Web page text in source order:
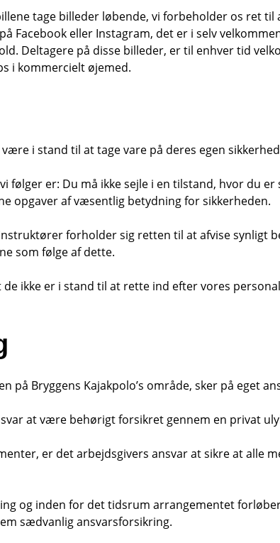
tage billeder løbende, vi forbeholder os ret
Facebook eller Instagram, det er i selv
Deltagere på disse billeder, er til enhver tid
i kommercielt øjemed.
i stand til at tage vare på deres egen
følger er: Du må ikke sejle i en tilstand, hvor du
opgaver af væsentlig betydning for sikkerheden.
forholder sig retten til at afvise
som følge af dette.
ikke er i stand til at rette ind efter vores
på Bryggens Kajakpolo’s område, sker på eget
at være behørigt forsikret gennem en privat
er det arbejdsgivers ansvar at sikre at alle
og inden for det tidsrum arrangementet
sædvanlig ansvarsforsikring.